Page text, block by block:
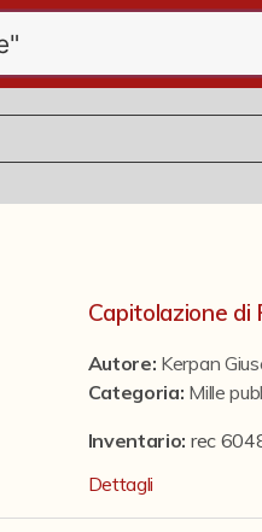
Capitolazione di
Autore: Kerpan
Categoria: Mille
Inventario: rec
Dettagli